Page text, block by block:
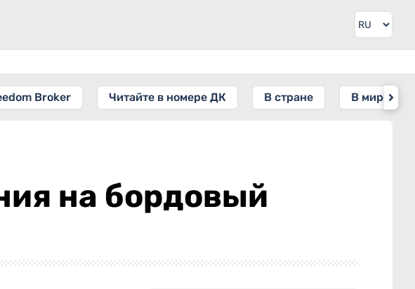
Broker Читайте в номере ДК В стране В мире
на бордовый